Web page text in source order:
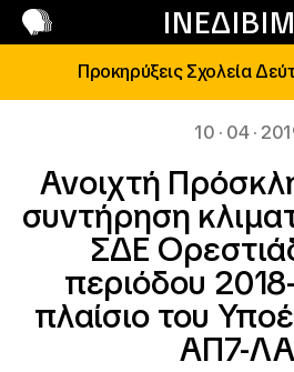
ΙΝΕΔΙΒΙΜ
Προκηρύξεις Σχολεία
10 · 04 ·
Ανοιχτή
συντήρηση
ΣΔΕ
περιόδου
πλαίσιο του
ΑΠ7-